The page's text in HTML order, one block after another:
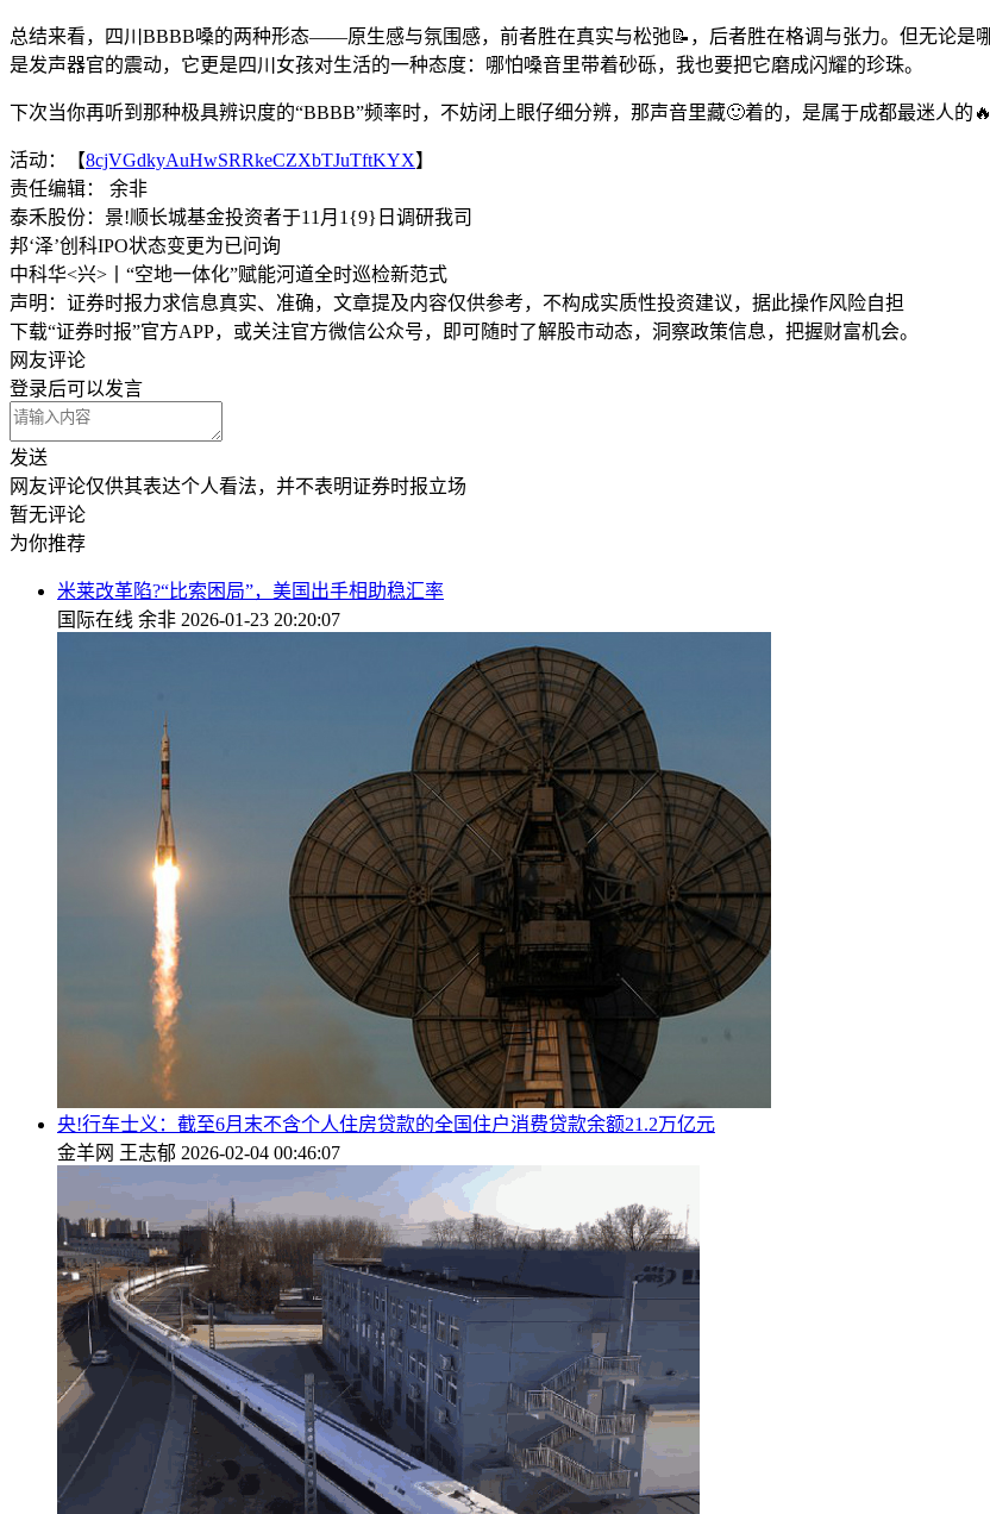
总结来看，四川BBBB嗓的两种形态——原生感与氛围感，前者胜在真实与松弛📝，后者胜在格调与张力。但无论是
是发声器官的震动，它更是四川女孩对生活的一种态度：哪怕嗓音里带着砂砾，我也要把它磨成闪耀的珍珠。
下次当你再听到那种极具辨识度的“BBBB”频率时，不妨闭上眼仔细分辨，那声音里藏🙂着的，是属于成都最迷人的🔥
活动：【8cjVGdkyAuHwSRRkeCZXbTJuTftKYX】
责任编辑： 余非
泰禾股份：景!顺长城基金投资者于11月1{9}日调研我司
邦‘泽’创科IPO状态变更为已问询
中科华<兴>丨“空地一体化”赋能河道全时巡检新范式
声明：证券时报力求信息真实、准确，文章提及内容仅供参考，不构成实质性投资建议，据此操作风险自担
下载“证券时报”官方APP，或关注官方微信公众号，即可随时了解股市动态，洞察政策信息，把握财富机会。
网友评论
登录后可以发言
发送
网友评论仅供其表达个人看法，并不表明证券时报立场
暂无评论
为你推荐
米莱改革陷?“比索困局”，美国出手相助稳汇率
国际在线 余非 2026-01-23 20:20:07
央!行车士义：截至6月末不含个人住房贷款的全国住户消费贷款余额21.2万亿元
金羊网 王志郁 2026-02-04 00:46:07